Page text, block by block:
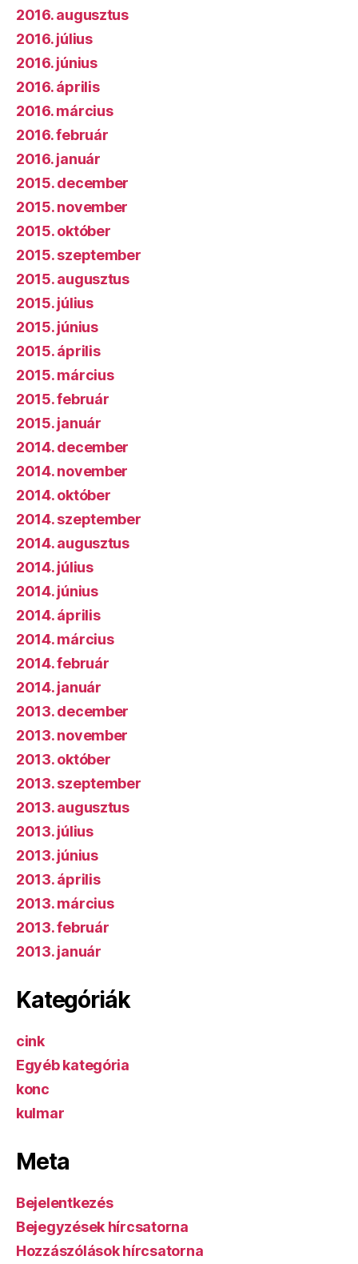
2016. augusztus
2016. július
2016. június
2016. április
2016. március
2016. február
2016. január
2015. december
2015. november
2015. október
2015. szeptember
2015. augusztus
2015. július
2015. június
2015. április
2015. március
2015. február
2015. január
2014. december
2014. november
2014. október
2014. szeptember
2014. augusztus
2014. július
2014. június
2014. április
2014. március
2014. február
2014. január
2013. december
2013. november
2013. október
2013. szeptember
2013. augusztus
2013. július
2013. június
2013. április
2013. március
2013. február
2013. január
Kategóriák
cink
Egyéb kategória
konc
kulmar
Meta
Bejelentkezés
Bejegyzések hírcsatorna
Hozzászólások hírcsatorna